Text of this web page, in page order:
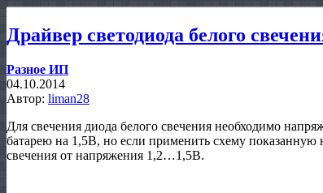
Драйвер светодиода белого
Разное ИП
04.10.2014
Автор: liman28
Для свечения диода белого свечения необходимо
батарею на 1,5В, но если применить схему показанную
свечения от напряжения 1,2…1,5В.